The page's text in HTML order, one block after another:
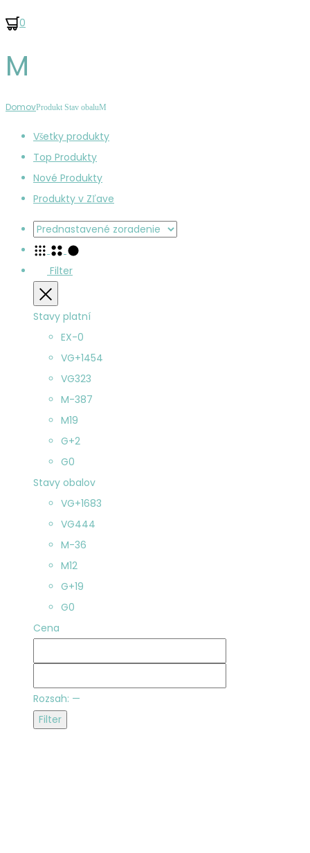
0
M
DomovProdukt Stav obaluM
Všetky produkty
Top Produkty
Nové Produkty
Produkty v Zľave
Filter
Zatvoriť
Stavy platní
EX-0
VG+1454
VG323
M-387
M19
G+2
G0
Stavy obalov
VG+1683
VG444
M-36
M12
G+19
G0
Cena
Rozsah: —